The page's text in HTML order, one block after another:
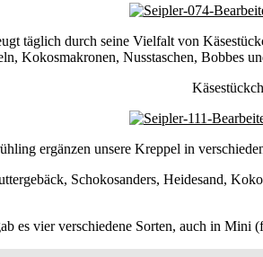
täglich durch seine Vielfalt von
Kokosmakronen, Nusstaschen, Bobbes
ergänzen unsere Kreppel in
Schokosanders, Heidesand,
es vier verschiedene Sorten, auch in